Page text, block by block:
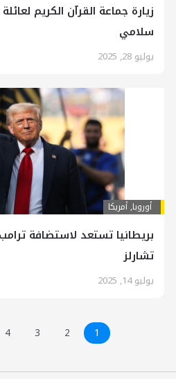
زيارة جماعة القرآن الكريم
سلامي
يوليو 28, 2025
أوروبا,أمريكا
بريطانيا تستعد لاستضافة
تشارلز
يوليو 14, 2025
1
2
3
4